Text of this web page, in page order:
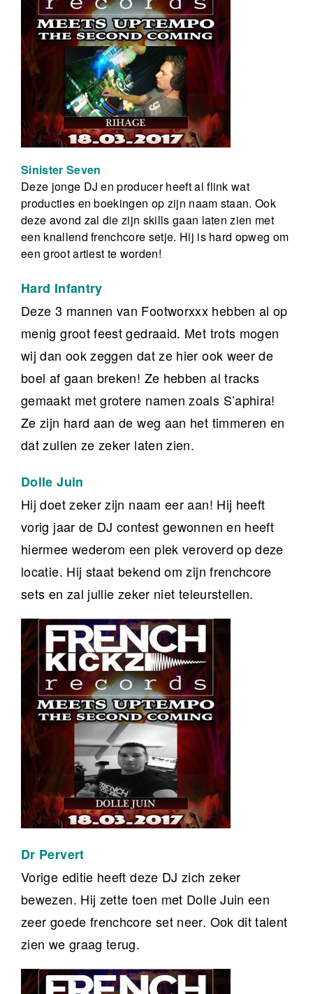
Sinister Seven
Deze jonge DJ en producer heeft al flink wat
producties en boekingen op zijn naam staan. Ook
deze avond zal die zijn skills gaan laten zien met
een knallend frenchcore setje. Hij is hard opweg om
een groot artiest te worden!
Hard Infantry
Deze 3 mannen van Footworxxx hebben al op
menig groot feest gedraaid. Met trots mogen
wij dan ook zeggen dat ze hier ook weer de
boel af gaan breken! Ze hebben al tracks
gemaakt met grotere namen zoals S’aphira!
Ze zijn hard aan de weg aan het timmeren en
dat zullen ze zeker laten zien.
Dolle Juin
Hij doet zeker zijn naam eer aan! Hij heeft
vorig jaar de DJ contest gewonnen en heeft
hiermee wederom een plek veroverd op deze
locatie. Hij staat bekend om zijn frenchcore
sets en zal jullie zeker niet teleurstellen.
Dr Pervert
Vorige editie heeft deze DJ zich zeker
bewezen. Hij zette toen met Dolle Juin een
zeer goede frenchcore set neer. Ook dit talent
zien we graag terug.